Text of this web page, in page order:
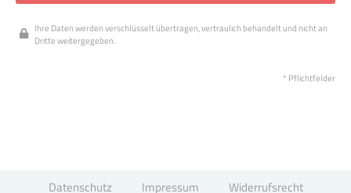
Ihre Daten werden verschlüsselt übertragen, vertraulich behandelt und nicht an
Dritte weitergegeben.
* Pflichtfelder
Datenschutz Impressum Widerrufsrecht